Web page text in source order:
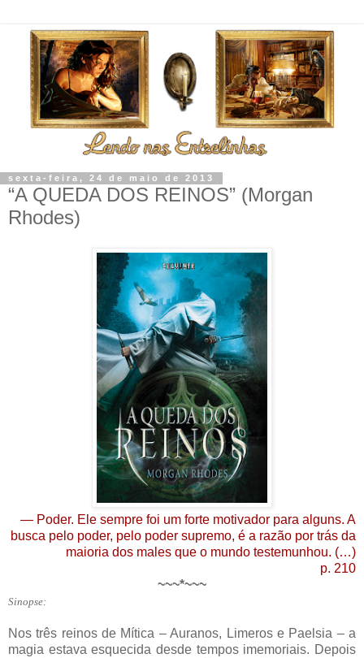
sexta-feira, 24 de maio de 2013
“A QUEDA DOS REINOS” (Morgan
Rhodes)
— Poder. Ele sempre foi um forte motivador para alguns. A
busca pelo poder, pelo poder supremo, é a razão por trás da
maioria dos males que o mundo testemunhou. (…)
p. 210
~~~*~~~
Sinopse:
Nos três reinos de Mítica – Auranos, Limeros e Paelsia – a
magia estava esquecida desde tempos imemoriais. Depois